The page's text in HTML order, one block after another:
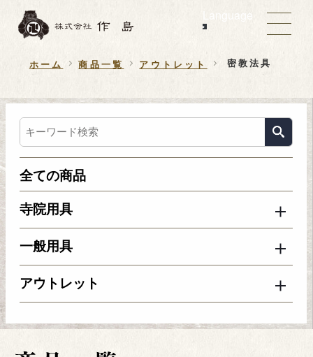
Language
ホーム 商品一覧 アウトレット 密教法具
全ての商品
寺院用具
一般用具
アウトレット